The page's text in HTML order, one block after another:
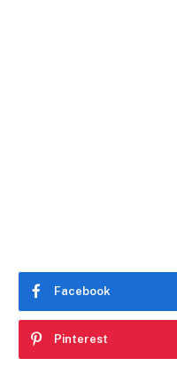
Facebook
Pinterest